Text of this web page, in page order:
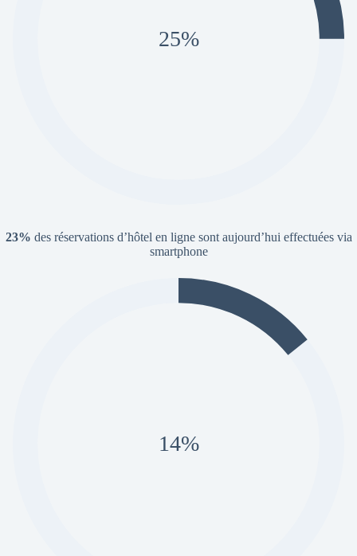
25%
23% des réservations d’hôtel en ligne sont aujourd’hui effectuées via
smartphone
20%